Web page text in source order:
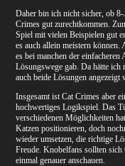
Daher bin ich nicht sicher, ob
Crimes gut zurechtkommen.
Spiel mit vielen Beispielen gut
es auch allein meistern
es bei manchen der einfacheren
Lösungswege gab. Da hätte ich
auch beide Lösungen angezeigt
Insgesamt ist Cat Crimes aber
hochwertiges Logikspiel. Das
verschiedenen Möglichkeiten
Katzen positionieren, doch
wieder umsetzen, die richtige
Freude. Knobelfans sollten
einmal genauer anschauen.